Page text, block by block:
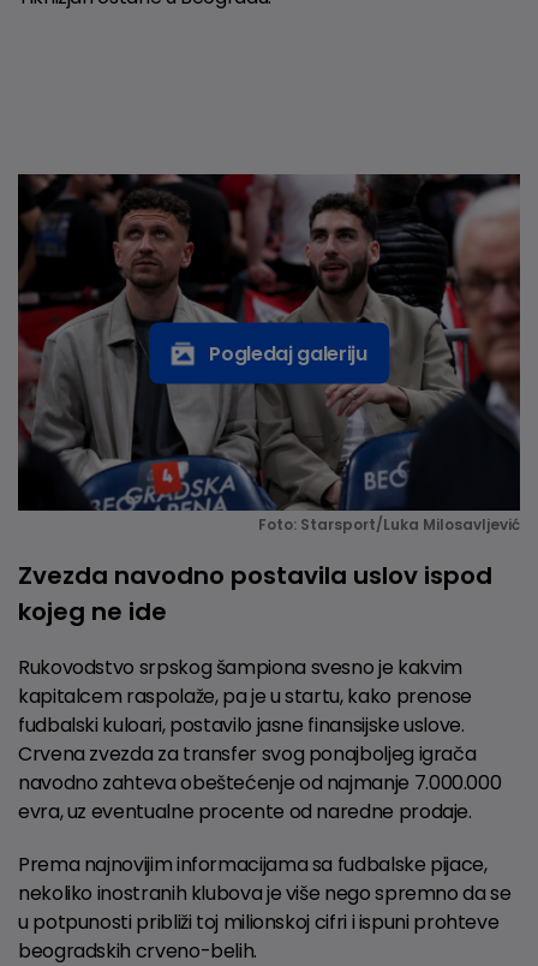
Foto: Starsport/Luka Milosavljević
Pogledaj galeriju
Zvezda navodno postavila uslov ispod
kojeg ne ide
Rukovodstvo srpskog šampiona svesno je kakvim
kapitalcem raspolaže, pa je u startu, kako prenose
fudbalski kuloari, postavilo jasne finansijske uslove.
Crvena zvezda za transfer svog ponajboljeg igrača
navodno zahteva obeštećenje od najmanje 7.000.000
evra, uz eventualne procente od naredne prodaje.
Prema najnovijim informacijama sa fudbalske pijace,
nekoliko inostranih klubova je više nego spremno da se
u potpunosti približi toj milionskoj cifri i ispuni prohteve
beogradskih crveno-belih.